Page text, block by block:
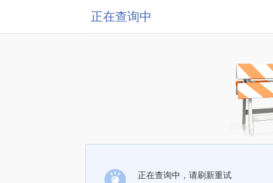
正在查询中
正在查询中，请刷新重试